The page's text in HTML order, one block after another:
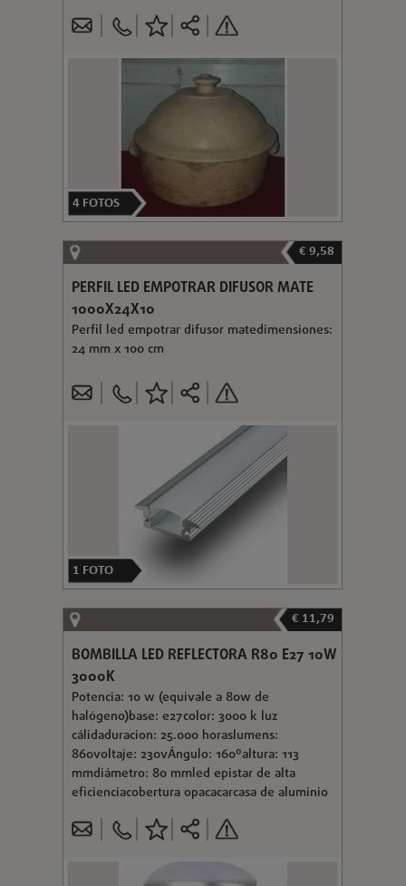
4 FOTOS
€ 9,58
PERFIL LED EMPOTRAR DIFUSOR MATE
1000X24X10
Perfil led empotrar difusor matedimensiones:
24 mm x 100 cm
1 FOTO
€ 11,79
BOMBILLA LED REFLECTORA R80 E27 10W
3000K
Potencia: 10 w (equivale a 80w de
halógeno)base: e27color: 3000 k luz
cálidaduracion: 25.000 horaslumens:
860voltaje: 230vÁngulo: 160ºaltura: 113
mmdiámetro: 80 mmled epistar de alta
eficienciacobertura opacacarcasa de aluminio